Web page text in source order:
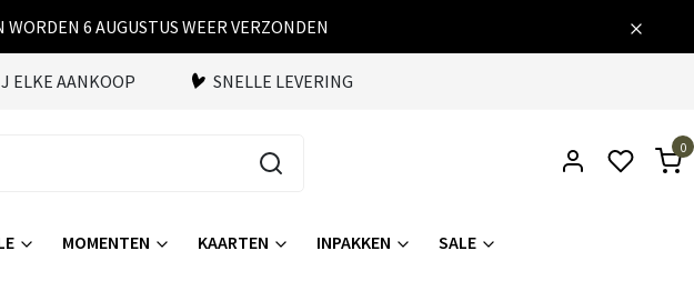
6 AUGUSTUS WEER VERZONDEN
ELKE AANKOOP SNELLE LEVERING
0
MOMENTEN KAARTEN INPAKKEN SALE